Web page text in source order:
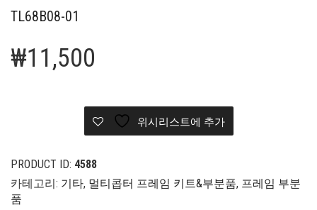
TL68B08-01
₩11,500
위시리스트에 추가
PRODUCT ID: 4588
카테고리: 기타, 멀티콥터 프레임 키트&부분품, 프레임 부분
품